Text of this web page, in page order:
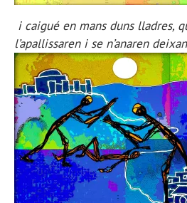
i caigué en mans duns lladres,
l’apallissaren i se n’anaren